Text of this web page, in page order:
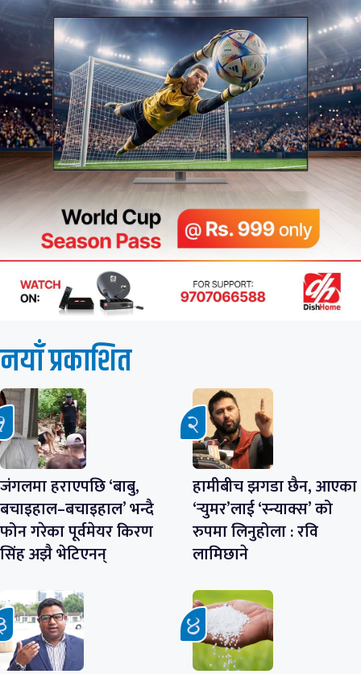
नयाँ प्रकाशित
जंगलमा हराएपछि ‘बाबु,
बचाइहाल–बचाइहाल’ भन्दै
फोन गरेका पूर्वमेयर किरण
सिंह अझै भेटिएनन्
हामीबीच झगडा छैन, आएका
‘र्‍युमर’लाई ‘स्न्याक्स’ को
रुपमा लिनुहोला : रवि
लामिछाने